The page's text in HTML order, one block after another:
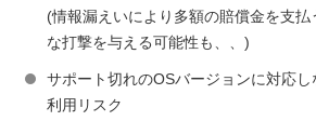
(情報漏えいにより多額の賠償金を支払
な打撃を与える可能性も、、)
サポート切れのOSバージョンに対応
利用リスク